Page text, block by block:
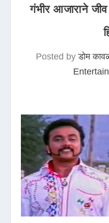
गंभीर आजाराने जीव
Posted byडोम